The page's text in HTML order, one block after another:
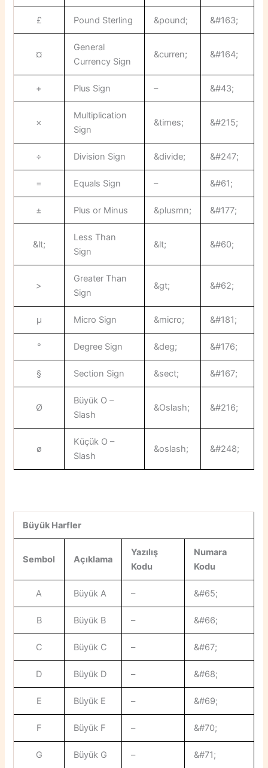
£ Pound Sterling &pound; &#163;
¤
General
Currency Sign
&curren; &#164;
+ Plus Sign – &#43;
×
Multiplication
Sign
&times; &#215;
÷ Division Sign &divide; &#247;
= Equals Sign – &#61;
± Plus or Minus &plusmn; &#177;
&lt;
Less Than
Sign
&lt; &#60;
>
Greater Than
Sign
&gt; &#62;
µ Micro Sign &micro; &#181;
° Degree Sign &deg; &#176;
§ Section Sign &sect; &#167;
Ø
Büyük O –
Slash
&Oslash; &#216;
ø
Küçük O –
Slash
&oslash; &#248;
Büyük Harfler
Sembol Açıklama
Yazılış
Kodu
Numara
Kodu
A Büyük A – &#65;
B Büyük B – &#66;
C Büyük C – &#67;
D Büyük D – &#68;
E Büyük E – &#69;
F Büyük F – &#70;
G Büyük G – &#71;